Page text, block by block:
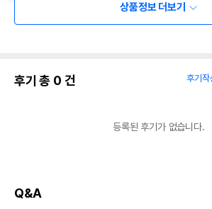
상품정보 더보기
후기 총 0 건 후기작
등록된 후기가 없습니다.
Q&A